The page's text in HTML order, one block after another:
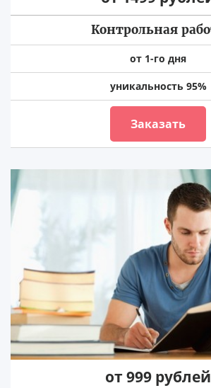
Контрольная
от 1-го дня
уникальность 95%
Заказать
от 999 рублей